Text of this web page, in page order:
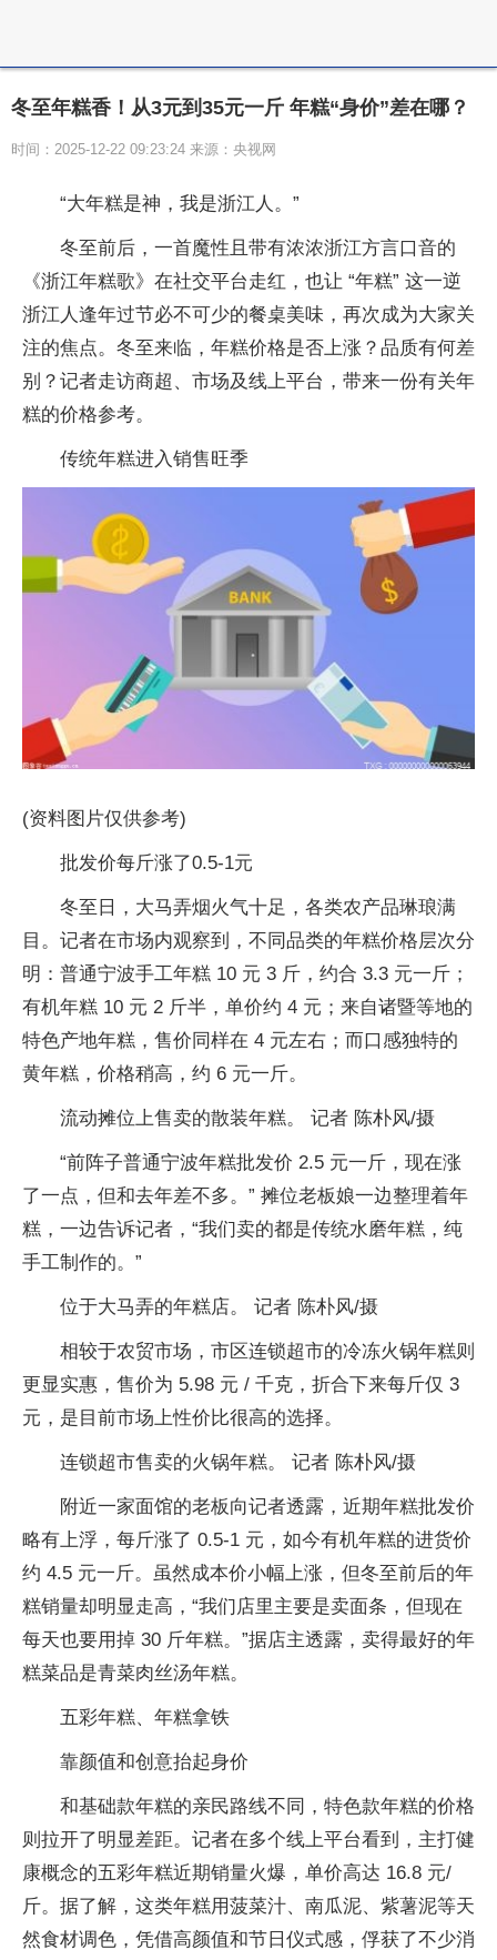
冬至年糕香！从3元到35元一斤 年糕“身价”差在哪？
时间：2025-12-22 09:23:24 来源：央视网
“大年糕是神，我是浙江人。”
冬至前后，一首魔性且带有浓浓浙江方言口音的
《浙江年糕歌》在社交平台走红，也让 “年糕” 这一逆
浙江人逢年过节必不可少的餐桌美味，再次成为大家关
注的焦点。冬至来临，年糕价格是否上涨？品质有何差
别？记者走访商超、市场及线上平台，带来一份有关年
糕的价格参考。
传统年糕进入销售旺季
(资料图片仅供参考)
批发价每斤涨了0.5-1元
冬至日，大马弄烟火气十足，各类农产品琳琅满
目。记者在市场内观察到，不同品类的年糕价格层次分
明：普通宁波手工年糕 10 元 3 斤，约合 3.3 元一斤；
有机年糕 10 元 2 斤半，单价约 4 元；来自诸暨等地的
特色产地年糕，售价同样在 4 元左右；而口感独特的
黄年糕，价格稍高，约 6 元一斤。
流动摊位上售卖的散装年糕。 记者 陈朴风/摄
“前阵子普通宁波年糕批发价 2.5 元一斤，现在涨
了一点，但和去年差不多。” 摊位老板娘一边整理着年
糕，一边告诉记者，“我们卖的都是传统水磨年糕，纯
手工制作的。”
位于大马弄的年糕店。 记者 陈朴风/摄
相较于农贸市场，市区连锁超市的冷冻火锅年糕则
更显实惠，售价为 5.98 元 / 千克，折合下来每斤仅 3
元，是目前市场上性价比很高的选择。
连锁超市售卖的火锅年糕。 记者 陈朴风/摄
附近一家面馆的老板向记者透露，近期年糕批发价
略有上浮，每斤涨了 0.5-1 元，如今有机年糕的进货价
约 4.5 元一斤。虽然成本价小幅上涨，但冬至前后的年
糕销量却明显走高，“我们店里主要是卖面条，但现在
每天也要用掉 30 斤年糕。”据店主透露，卖得最好的年
糕菜品是青菜肉丝汤年糕。
五彩年糕、年糕拿铁
靠颜值和创意抬起身价
和基础款年糕的亲民路线不同，特色款年糕的价格
则拉开了明显差距。记者在多个线上平台看到，主打健
康概念的五彩年糕近期销量火爆，单价高达 16.8 元/
斤。据了解，这类年糕用菠菜汁、南瓜泥、紫薯泥等天
然食材调色，凭借高颜值和节日仪式感，俘获了不少消